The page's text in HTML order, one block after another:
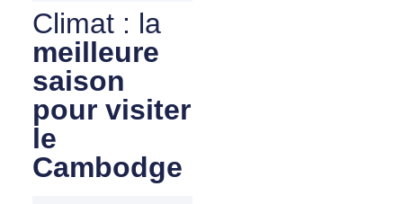
Climat : la
meilleure
saison
pour visiter
le
Cambodge